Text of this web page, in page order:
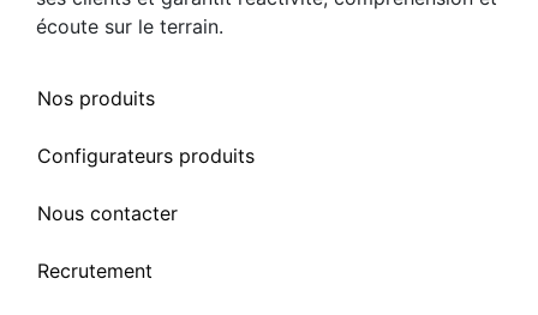
écoute sur le terrain.
Nos produits
Configurateurs produits
Nous contacter
Recrutement